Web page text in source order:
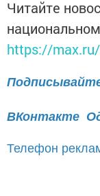
Читайте
https://
ВКонтакте
Телефон